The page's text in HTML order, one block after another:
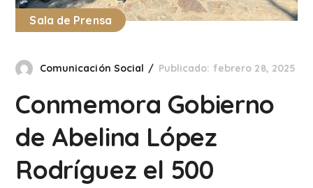
Sala de Prensa
Comunicación Social Publicado: febrero 28, 2025
Conmemora Gobierno
de Abelina López
Rodríguez el 500